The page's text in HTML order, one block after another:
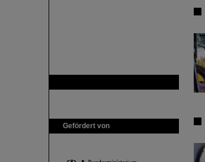
Gefördert von